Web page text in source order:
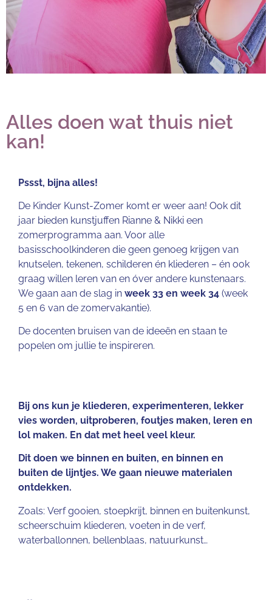
Alles doen wat thuis niet
kan!
Pssst, bijna alles!
De Kinder Kunst-Zomer komt er weer aan! Ook dit
jaar bieden kunstjuffen Rianne & Nikki een
zomerprogramma aan. Voor alle
basisschoolkinderen die geen genoeg krijgen van
knutselen, tekenen, schilderen én kliederen – én ook
graag willen leren van en óver andere kunstenaars.
We gaan aan de slag in week 33 en week 34 (week
5 en 6 van de zomervakantie).
De docenten bruisen van de ideeën en staan te
popelen om jullie te inspireren.
Bij ons kun je kliederen, experimenteren, lekker
vies worden, uitproberen, foutjes maken, leren en
lol maken. En dat met heel veel kleur.
Dit doen we binnen en buiten, en binnen en
buiten de lijntjes. We gaan nieuwe materialen
ontdekken.
Zoals: Verf gooien, stoepkrijt, binnen en buitenkunst,
scheerschuim kliederen, voeten in de verf,
waterballonnen, bellenblaas, natuurkunst…